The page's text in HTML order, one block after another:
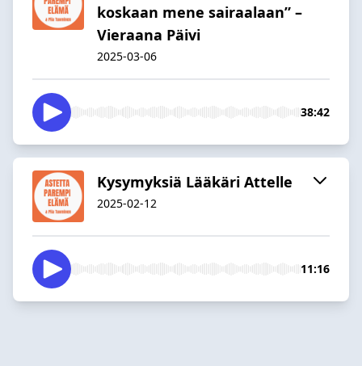
koskaan mene sairaalaan” –
Vieraana Päivi
2025-03-06
38:42
Kysymyksiä Lääkäri Attelle
2025-02-12
11:16